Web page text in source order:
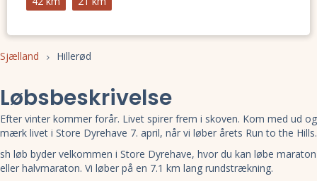
Sjælland Hillerød
Løbsbeskrivelse
Efter vinter kommer forår. Livet spirer frem i skoven. Kom med ud og
mærk livet i Store Dyrehave 7. april, når vi løber årets Run to the Hills.
sh løb byder velkommen i Store Dyrehave, hvor du kan løbe maraton
eller halvmaraton. Vi løber på en 7.1 km lang rundstrækning.